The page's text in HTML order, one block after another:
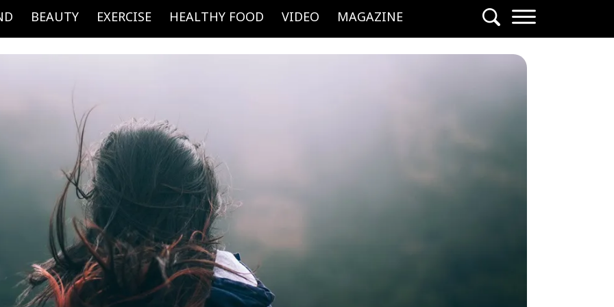
BEAUTY EXERCISE HEALTHY FOOD VIDEO MAGAZINE